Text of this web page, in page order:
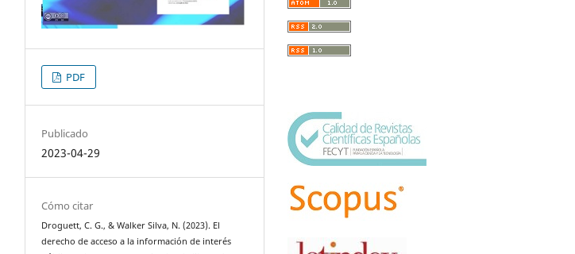
PDF
Publicado
2023-04-29
Cómo citar
Droguett, C. G., & Walker Silva, N. (2023). El
derecho de acceso a la información de interés